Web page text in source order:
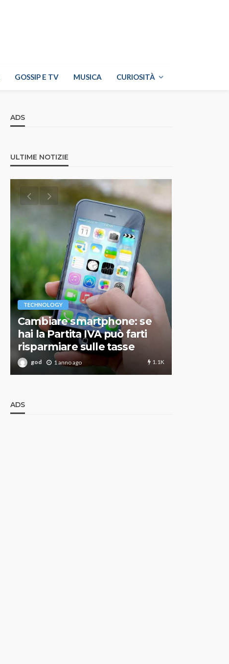
GOSSIP E TV MUSICA CURIOSITÀ
ADS
ULTIME NOTIZIE
TECHNOLOGY
Cambiare smartphone: se
hai la Partita IVA può farti
risparmiare sulle tasse
god 1 anno ago 1.1K
ADS